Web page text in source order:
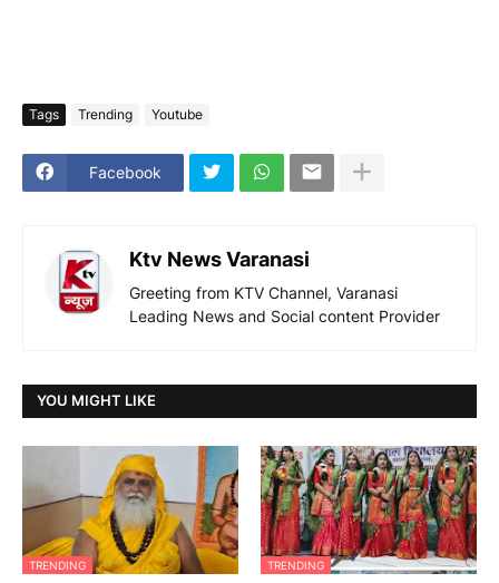
Tags Trending Youtube
Facebook
Ktv News Varanasi
Greeting from KTV Channel, Varanasi
Leading News and Social content Provider
YOU MIGHT LIKE
TRENDING TRENDING